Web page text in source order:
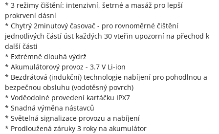
* 3 režimy čištění: intenzivní, šetrné a masáž pro lepší
prokrvení dásní
* Chytrý 2minutový časovač - pro rovnoměrné čištění
jednotlivých částí úst každých 30 vteřin upozorní na přechod k
další části
* Extrémně dlouhá výdrž
* Akumulátorový provoz - 3.7 V Li-ion
* Bezdrátová (indukční) technologie nabíjení pro pohodlnou a
bezpečnou obsluhu (vodotěsný povrch)
* Voděodolné provedení kartáčku IPX7
* Snadná výměna nástavců
* Světelná signalizace provozu a nabíjení
* Prodloužená záruky 3 roky na akumulátor